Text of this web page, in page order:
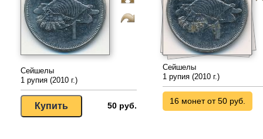
Сейшелы
1 рупия (2010 г.)
50 руб.
Сейшелы
1 рупия (2010 г.)
16 монет от 50 руб.